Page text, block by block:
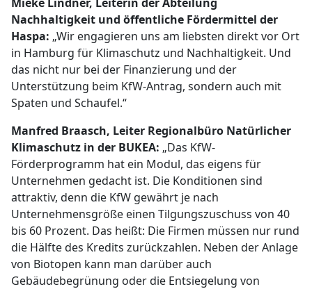
Nachhaltigkeit und öffentliche Fördermittel der
Haspa: „Wir engagieren uns am liebsten direkt vor Ort
in Hamburg für Klimaschutz und Nachhaltigkeit. Und
das nicht nur bei der Finanzierung und der
Unterstützung beim KfW-Antrag, sondern auch mit
Spaten und Schaufel.“
Manfred Braasch, Leiter Regionalbüro Natürlicher
Klimaschutz in der BUKEA: „Das KfW-
Förderprogramm hat ein Modul, das eigens für
Unternehmen gedacht ist. Die Konditionen sind
attraktiv, denn die KfW gewährt je nach
Unternehmensgröße einen Tilgungszuschuss von 40
bis 60 Prozent. Das heißt: Die Firmen müssen nur rund
die Hälfte des Kredits zurückzahlen. Neben der Anlage
von Biotopen kann man darüber auch
Gebäudebegrünung oder die Entsiegelung von